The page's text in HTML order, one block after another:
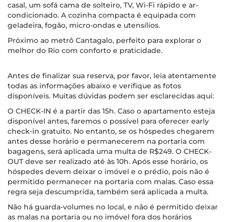
casal, um sofá cama de solteiro, TV, Wi-Fi rápido e ar-
condicionado. A cozinha compacta é equipada com
geladeira, fogão, micro-ondas e utensílios.
Próximo ao metrô Cantagalo, perfeito para explorar o
melhor do Rio com conforto e praticidade.
Antes de finalizar sua reserva, por favor, leia atentamente
todas as informações abaixo e verifique as fotos
disponíveis. Muitas dúvidas podem ser esclarecidas aqui:
O CHECK-IN é a partir das 15h. Caso o apartamento esteja
disponível antes, faremos o possível para oferecer early
check-in gratuito. No entanto, se os hóspedes chegarem
antes desse horário e permanecerem na portaria com
bagagens, será aplicada uma multa de R$249. O CHECK-
OUT deve ser realizado até às 10h. Após esse horário, os
hóspedes devem deixar o imóvel e o prédio, pois não é
permitido permanecer na portaria com malas. Caso essa
regra seja descumprida, também será aplicada a multa.
Não há guarda-volumes no local, e não é permitido deixar
as malas na portaria ou no imóvel fora dos horários